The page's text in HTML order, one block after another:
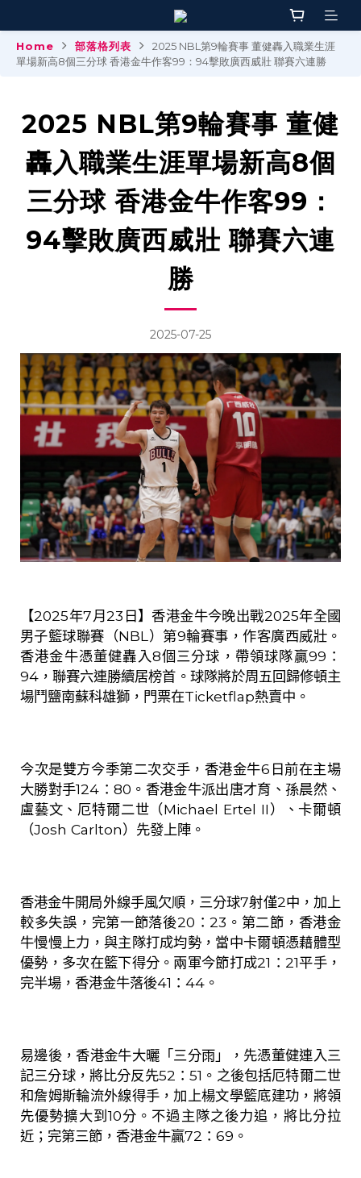
Home 部落格列表
2025 NBL第9輪賽事 董健轟入職業生涯
單場新高8個三分球 香港金牛作客99：94擊敗廣西威壯 聯賽六連勝
2025 NBL第9輪賽事 董健
轟入職業生涯單場新高8個
三分球 香港金牛作客99：
94擊敗廣西威壯 聯賽六連
勝
2025-07-25
【2025年7月23 日】香港金牛今晚出戰2025年全國
男子籃球聯賽（NBL ）第9輪賽事，作客廣西威壯。
香港金牛憑董健轟入8個三分球，帶領球隊贏99 ：
94 ，聯賽六連勝續居榜首。球隊將於周五回歸修頓主
場鬥鹽南蘇科雄獅，門票在Ticketflap熱賣中。
今次是雙方今季第二次交手，香港金牛6 日前在主場
大勝對手124 ：80 。香港金牛派出唐才育、孫晨然、
盧藝文、厄特爾二世（Michael Ertel II）、卡爾頓
（Josh Carlton）先發上陣。
香港金牛開局外線手風欠順，三分球7射僅2中，加上
較多失誤，完第一節落後20 ：23 。第二節，香港金
牛慢慢上力，與主隊打成均勢，當中卡爾頓憑藉體型
優勢，多次在籃下得分。兩軍今節打成21 ：21平手，
完半場，香港金牛落後41 ： 44 。
易邊後，香港金牛大曬「三分雨」，先憑董健連入三
記三分球，將比分反先52 ：51 。之後包括厄特爾二世
和詹姆斯輪流外線得手，加上楊文學籃底建功，將領
先優勢擴大到10分。不過主隊之後力追，將比分拉
近；完第三節，香港金牛贏72 ： 69 。